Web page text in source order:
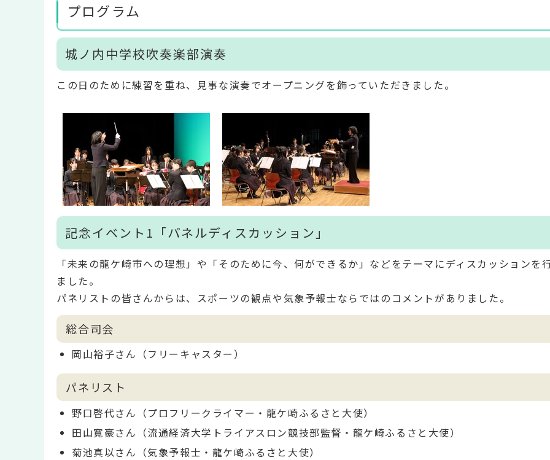
プログラム
城ノ内中学校吹奏楽部演奏
この日のために練習を重ね、見事な演奏でオープニングを飾っていただきました。
記念イベント1「パネルディスカッション」
「未来の龍ケ崎市への理想」や「そのために今、何ができるか」などをテーマにディスカッションを
ました。
パネリストの皆さんからは、スポーツの観点や気象予報士ならではのコメントがありました。
総合司会
岡山裕子さん（フリーキャスター）
パネリスト
野口啓代さん（プロフリークライマー・龍ケ崎ふるさと大使）
田山寛豪さん（流通経済大学トライアスロン競技部監督・龍ケ崎ふるさと大使）
菊池真以さん（気象予報士・龍ケ崎ふるさと大使）